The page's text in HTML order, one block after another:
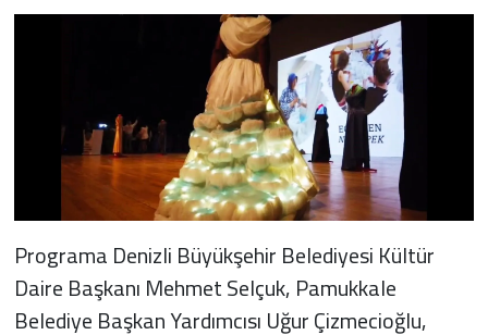
Programa Denizli Büyükşehir Belediyesi Kültür
Daire Başkanı Mehmet Selçuk, Pamukkale
Belediye Başkan Yardımcısı Uğur Çizmecioğlu,